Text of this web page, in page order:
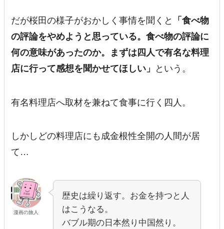
だが桜田の様子がおかしく事情を聞くと
「食べ物
の評論をやめようと思っている。食べ物の評論に
何の意味があったのか。まずは四人で有名な料理
店に行って感想を聞かせてほしい」
という。
有名料理店へ取材を兼ねて食事に行く四人。
しかしどの料理店にも成金根性全開の人間が居
て…
漫画の旅人
歴史は繰り返す。お金を持つと人
はこうなる。
バブル期の日本然り中国然り。